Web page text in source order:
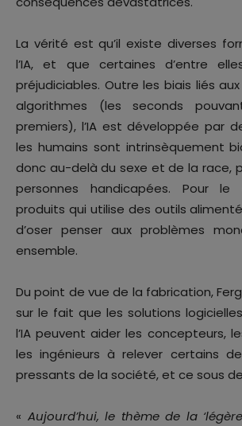
La vérité est qu’il existe diverses
l’IA, et que certaines d’entre
préjudiciables. Outre les biais liés
algorithmes (les seconds
premiers), l’IA est développée par
les humains sont intrinsèquement
donc au-delà du sexe et de la race,
personnes handicapées. Pour le
produits qui utilise des outils
d’oser penser aux problèmes
ensemble.
Du point de vue de la fabrication,
sur le fait que les solutions
l’IA peuvent aider les concepteurs,
les ingénieurs à relever certains
pressants de la société, et ce sous
« Aujourd’hui, le thème de la